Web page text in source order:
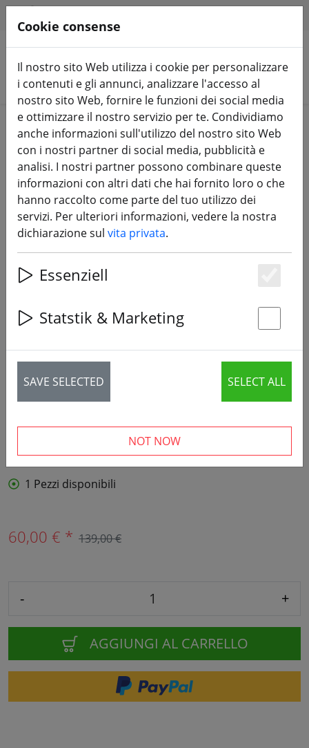
Cerca prodotti
Home Vendita
DJI Care Aggiorna il codice di
attivazione del Mavic 2 per 12 mesi
1 Pezzi disponibili
60,00 € * 139,00 €
- +
AGGIUNGI AL CARRELLO
Cookie consense
Il nostro sito Web utilizza i cookie per personalizzare
i contenuti e gli annunci, analizzare l'accesso al
nostro sito Web, fornire le funzioni dei social media
e ottimizzare il nostro servizio per te. Condividiamo
anche informazioni sull'utilizzo del nostro sito Web
con i nostri partner di social media, pubblicità e
analisi. I nostri partner possono combinare queste
informazioni con altri dati che hai fornito loro o che
hanno raccolto come parte del tuo utilizzo dei
servizi. Per ulteriori informazioni, vedere la nostra
dichiarazione sul vita privata.
Essenziell
Statstik & Marketing
SAVE SELECTED SELECT ALL
NOT NOW